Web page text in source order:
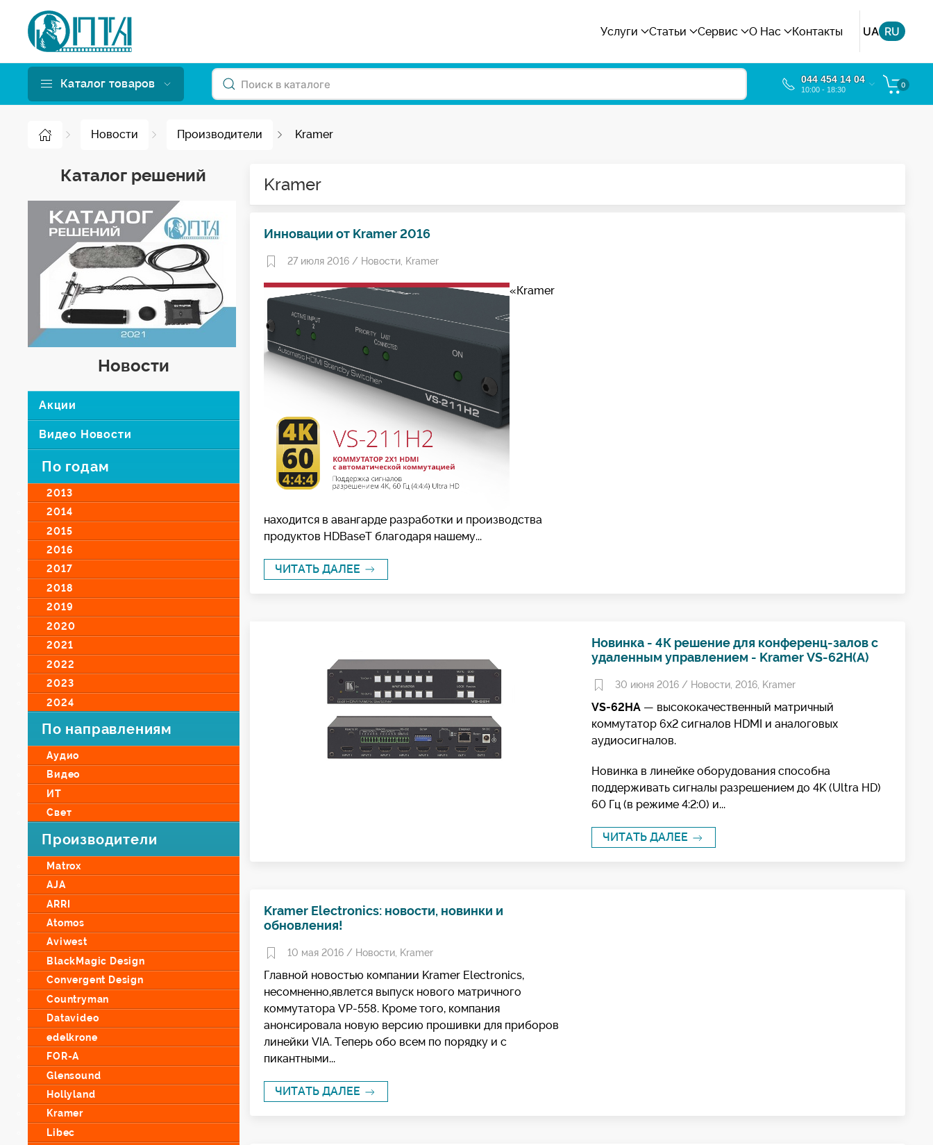
Услуги Статьи Сервис О Нас Контакты UA RU
Каталог товаров 044 454 14 04
10:00 - 18:30
0
Новости Производители Kramer
Каталог решений
Новости
Акции
Видео Новости
По годам
2013
2014
2015
2016
2017
2018
2019
2020
2021
2022
2023
2024
По направлениям
Аудио
Видео
ИТ
Свет
Производители
Matrox
AJA
ARRI
Atomos
Aviwest
BlackMagic Design
Convergent Design
Countryman
Datavideo
edelkrone
FOR-A
Glensound
Hollyland
Kramer
Libec
Kramer
Инновации от Kramer 2016
27 июля 2016 / Новости, Kramer
«Кramer
находится в авангарде разработки и производства
продуктов HDBaseT благодаря нашему...
ЧИТАТЬ ДАЛЕЕ
Новинка - 4К решение для конференц-залов с
удаленным управлением - Kramer VS-62H(A)
30 июня 2016 / Новости, 2016, Kramer
VS-62HA— высококачественный матричный
коммутатор 6х2 сигналов HDMI и аналоговых
аудиосигналов.
Новинка в линейке оборудования способна
поддерживать сигналы разрешением до 4K (Ultra HD)
60 Гц (в режиме 4:2:0) и...
ЧИТАТЬ ДАЛЕЕ
Kramer Electronics: новости, новинки и
обновления!
10 мая 2016 / Новости, Kramer
Главной новостью компании Kramer Electronics,
несомненно,явлется выпуск нового матричного
коммутатора VP-558. Кроме того, компания
анонсировала новую версию прошивки для приборов
линейки VIA. Теперь обо всем по порядку и с
пикантными...
ЧИТАТЬ ДАЛЕЕ